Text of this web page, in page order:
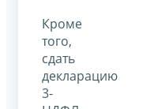
Кроме
того,
сдать
декларацию
3-